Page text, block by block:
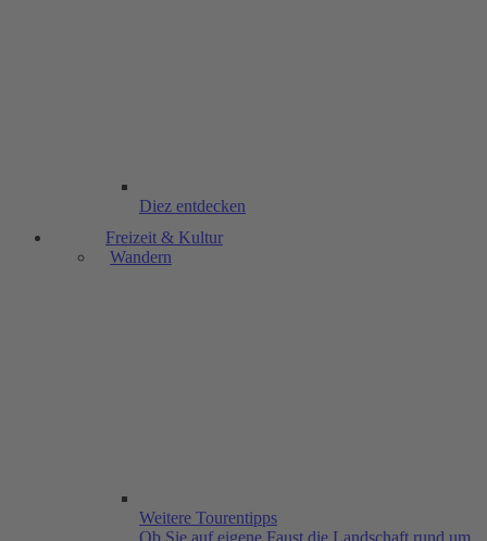
Diez entdecken
Freizeit & Kultur
Wandern
Weitere Tourentipps
Ob Sie auf eigene Faust die Landschaft rund um